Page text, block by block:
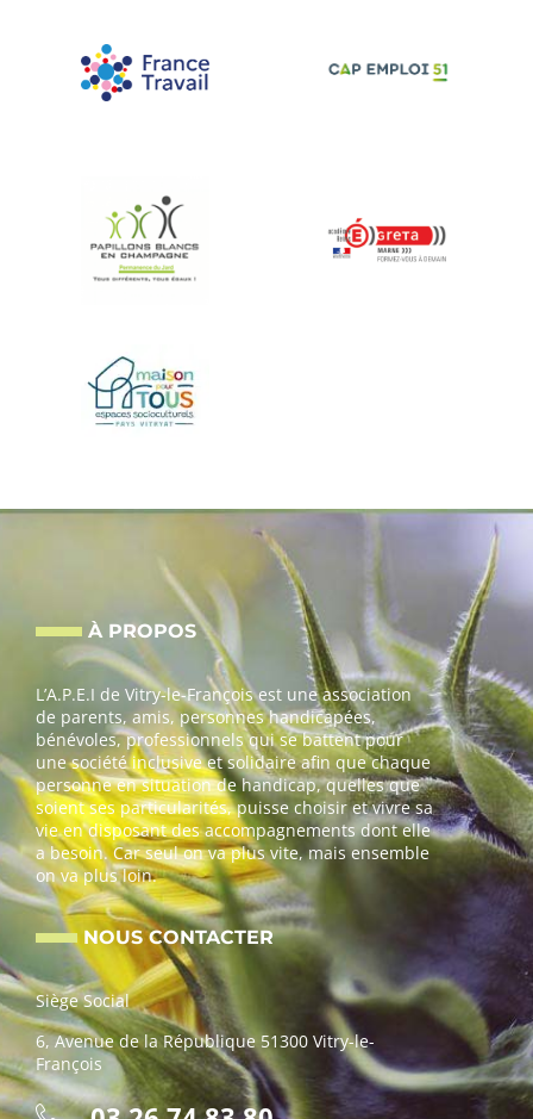
À PROPOS
L’A.P.E.I de Vitry-le-François est une association
de parents, amis, personnes handicapées,
bénévoles, professionnels qui se battent pour
une société inclusive et solidaire afin que chaque
personne en situation de handicap, quelles que
soient ses particularités, puisse choisir et vivre sa
vie en disposant des accompagnements dont elle
a besoin. Car seul on va plus vite, mais ensemble
on va plus loin.
NOUS CONTACTER
Siège Social
6, Avenue de la République 51300 Vitry-le-
François